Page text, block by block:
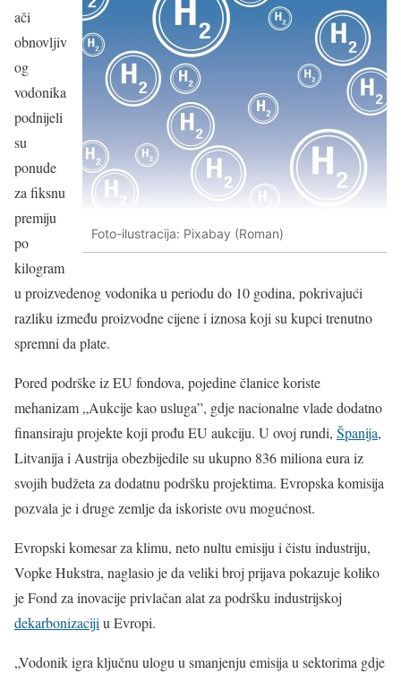
Foto-ilustracija: Pixabay (Roman)
ači
obnovljiv
og
vodonika
podnijeli
su
ponude
za fiksnu
premiju
po
kilogram
u proizvedenog vodonika u periodu do 10 godina, pokrivajući
razliku između proizvodne cijene i iznosa koji su kupci trenutno
spremni da plate.
Pored podrške iz EU fondova, pojedine članice koriste
mehanizam „Aukcije kao usluga”, gdje nacionalne vlade dodatno
finansiraju projekte koji prođu EU aukciju. U ovoj rundi, Španija,
Litvanija i Austrija obezbijedile su ukupno 836 miliona eura iz
svojih budžeta za dodatnu podršku projektima. Evropska komisija
pozvala je i druge zemlje da iskoriste ovu mogućnost.
Evropski komesar za klimu, neto nultu emisiju i čistu industriju,
Vopke Hukstra, naglasio je da veliki broj prijava pokazuje koliko
je Fond za inovacije privlačan alat za podršku industrijskoj
dekarbonizaciji u Evropi.
„Vodonik igra ključnu ulogu u smanjenju emisija u sektorima gdje